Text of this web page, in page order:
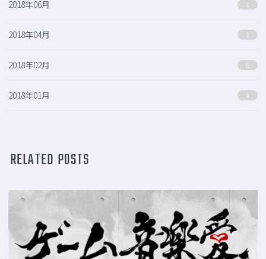
2018年06月 1
2018年04月 1
2018年02月 6
2018年01月 4
RELATED POSTS